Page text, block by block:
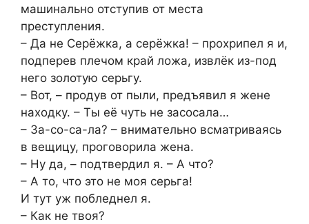
машинально отступив от места
преступления.
– Да не Серёжка, а серёжка! – прохрипел я и,
подперев плечом край ложа, извлёк из-под
него золотую серьгу.
– Вот, – продув от пыли, предъявил я жене
находку. – Ты её чуть не засосала…
– За-со-са-ла? – внимательно всматриваясь
в вещицу, проговорила жена.
– Ну да, – подтвердил я. – А что?
– А то, что это не моя серьга!
И тут уж побледнел я.
– Как не твоя?